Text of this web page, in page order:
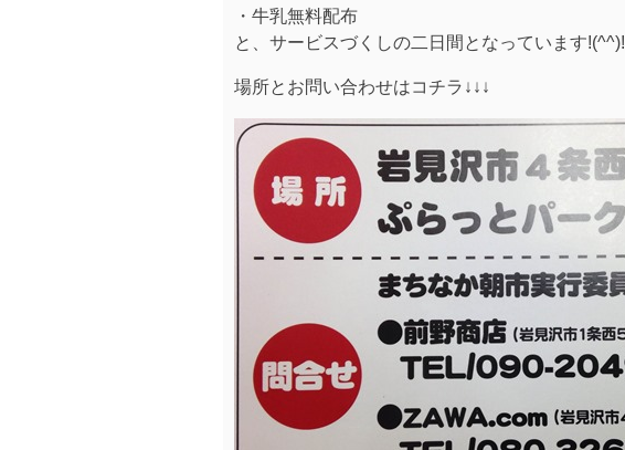
・牛乳無料配布
と、サービスづくしの二日間となっています!(^^)!
場所とお問い合わせはコチラ↓↓↓